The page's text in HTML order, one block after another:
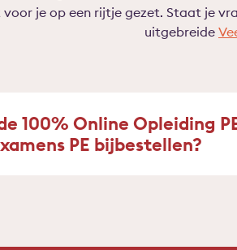
je op een rijtje gezet. Staat je
uitgebreide
100% Online Opleiding
PE bijbestellen?